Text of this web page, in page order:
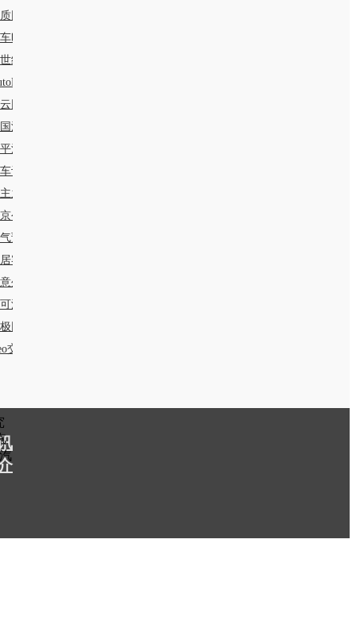
网
时代网
纪房车网
智驾
网
汽车消费网
洋产品库
评网
之家
公交
预报
客
生活
波罗网
网
交换链接要求：PR值和BR值大于6)